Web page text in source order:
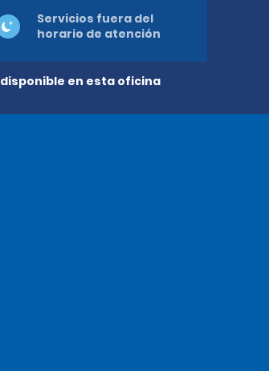
disponible en esta oficina
Servicios fuera del
horario de atención